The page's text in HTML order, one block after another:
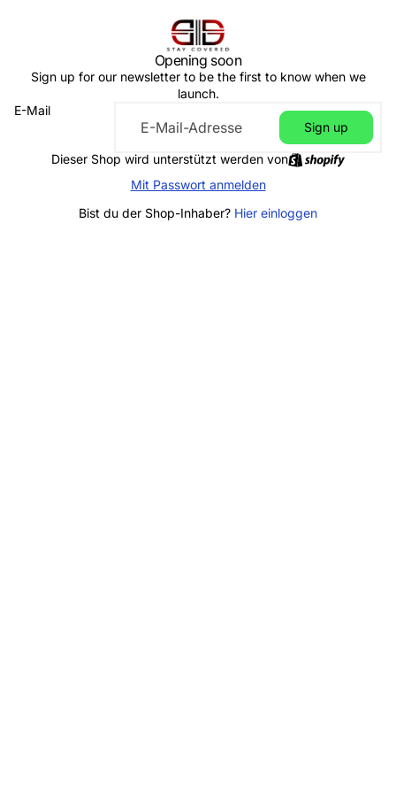
Opening soon
Sign up for our newsletter to be the first to know when we
launch.
E-Mail
Sign up
Dieser Shop wird unterstützt werden von
Mit Passwort anmelden
Bist du der Shop-Inhaber? Hier einloggen